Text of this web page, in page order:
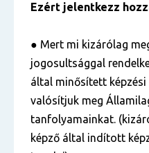
Ezért jelentkezz
● Mert mi kizárólag
jogosultsággal
által minősített
valósítjuk meg
tanfolyamainkat.
képző által indított